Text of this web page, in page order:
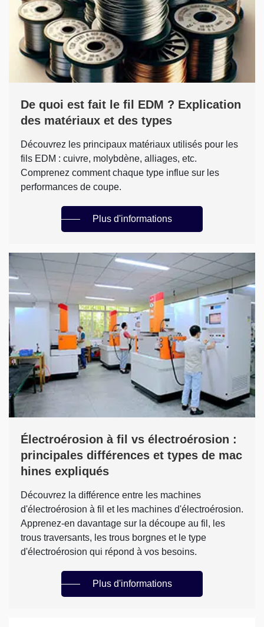
De quoi est fait le fil EDM ? Explication
des matériaux et des types
Découvrez les principaux matériaux utilisés pour les
fils EDM : cuivre, molybdène, alliages, etc.
Comprenez comment chaque type influe sur les
performances de coupe.
Plus d'informations
Électroérosion à fil vs électroérosion :
principales différences et types de mac
hines expliqués
Découvrez la différence entre les machines
d'électroérosion à fil et les machines d'électroérosion.
Apprenez-en davantage sur la découpe au fil, les
trous traversants, les trous borgnes et le type
d'électroérosion qui répond à vos besoins.
Plus d'informations